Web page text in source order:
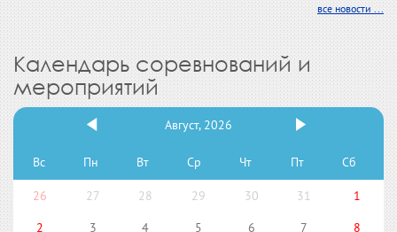
все новости ...
Календарь соревнований и
мероприятий
Август, 2026
Вс Пн Вт Ср Чт Пт Сб
26 27 28 29 30 31
1
2
3 4 5 6 7
8